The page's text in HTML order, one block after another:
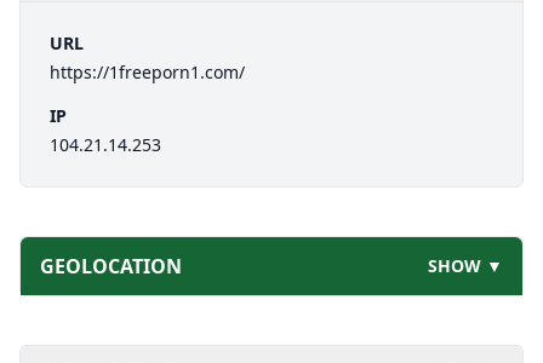
URL
https://1freeporn1.com/
IP
104.21.14.253
GEOLOCATION SHOW ▼